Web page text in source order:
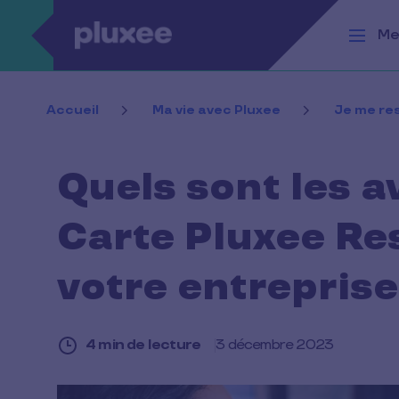
Aller au contenu principal
Accueil Ma vie avec Pluxee Je me
Quels sont les
Carte Pluxee
votre
4 min de lecture 3 décembre 2023